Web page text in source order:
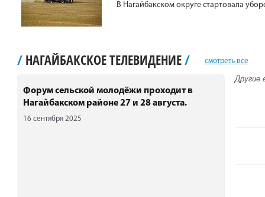
В Нагайбакском округе стартовала
/ НАГАЙБАКСКОЕ ТЕЛЕВИДЕНИЕ/ смотреть все
Форум сельской молодёжи проходит в
Нагайбакском районе 27 и 28 августа.
16 сентября 2025
Другие